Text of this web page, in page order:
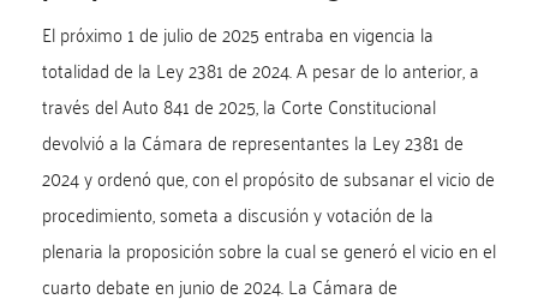
El próximo 1 de julio de 2025 entraba en vigencia la
totalidad de la Ley 2381 de 2024. A pesar de lo anterior, a
través del Auto 841 de 2025, la Corte Constitucional
devolvió a la Cámara de representantes la Ley 2381 de
2024 y ordenó que, con el propósito de subsanar el vicio de
procedimiento, someta a discusión y votación de la
plenaria la proposición sobre la cual se generó el vicio en el
cuarto debate en junio de 2024. La Cámara de